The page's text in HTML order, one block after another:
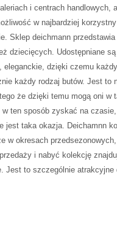
i centrach handlowych,
w najbardziej
Sklep deichmann
dziecięcych. Udostępniane
dzięki czemu
każdy rodzaj butów. Jest to
że dzięki temu mogą oni w
ten sposób zyskać na
jest taka okazja. Deichamnn
w okresach
i nabyć kolekcję
Jest to szczególnie atrakcyjne